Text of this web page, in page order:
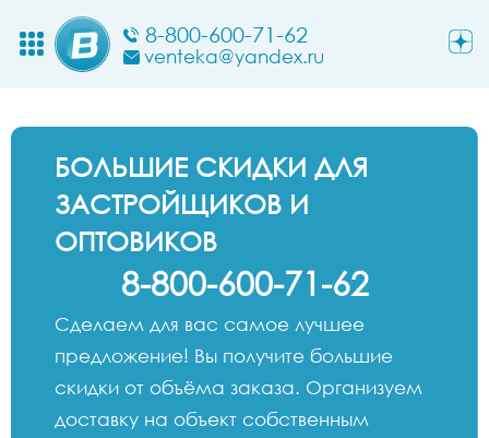
8-800-600-71-62
venteka@yandex.ru
БОЛЬШИЕ СКИДКИ ДЛЯ
ЗАСТРОЙЩИКОВ И
ОПТОВИКОВ
8-800-600-71-62
Сделаем для вас самое лучшее
предложение! Вы получите большие
скидки от объёма заказа. Организуем
доставку на объект собственным